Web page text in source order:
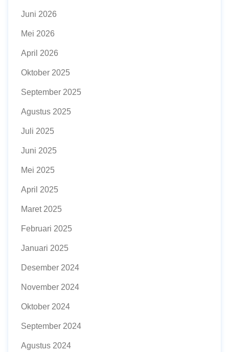
Juni 2026
Mei 2026
April 2026
Oktober 2025
September 2025
Agustus 2025
Juli 2025
Juni 2025
Mei 2025
April 2025
Maret 2025
Februari 2025
Januari 2025
Desember 2024
November 2024
Oktober 2024
September 2024
Agustus 2024